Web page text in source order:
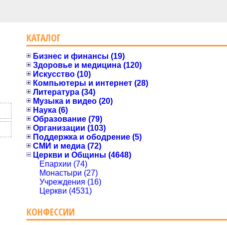
КАТАЛОГ
Бизнес и финансы (19)
Здоровье и медицина (120)
Искусство (10)
Компьютеры и интернет (28)
Литература (34)
Музыка и видео (20)
Наука (6)
Образование (79)
Организации (103)
Поддержка и ободрение (5)
СМИ и медиа (72)
Церкви и Общины (4648)
Епархии (74)
Монастыри (27)
Учреждения (16)
Церкви (4531)
КОНФЕССИИ